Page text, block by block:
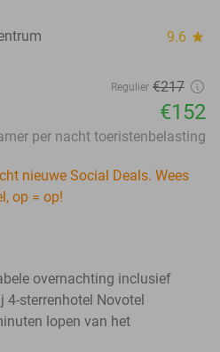
9.6 star
Regulier €217
€152
per nacht toeristenbelasting
nieuwe Social Deals. Wees
op = op!
overnachting inclusief
4-sterrenhotel Novotel
lopen van het